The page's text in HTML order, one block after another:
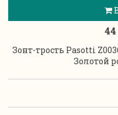
Зонт-трость Pasotti
Золотой